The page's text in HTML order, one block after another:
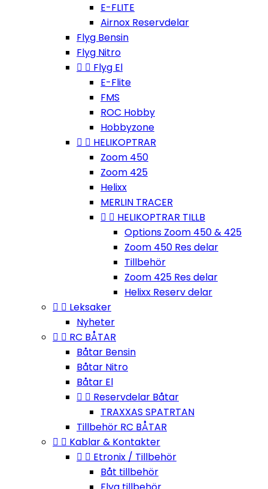
E-FLITE
Airnox Reservdelar
Flyg Bensin
Flyg Nitro
  Flyg El
E-Flite
FMS
ROC Hobby
Hobbyzone
  HELIKOPTRAR
Zoom 450
Zoom 425
Helixx
MERLIN TRACER
  HELIKOPTRAR TILLB
Options Zoom 450 & 425
Zoom 450 Res delar
Tillbehör
Zoom 425 Res delar
Helixx Reserv delar
  Leksaker
Nyheter
  RC BÅTAR
Båtar Bensin
Båtar Nitro
Båtar El
  Reservdelar Båtar
TRAXXAS SPATRTAN
Tillbehör RC BÅTAR
  Kablar & Kontakter
  Etronix / Tillbehör
Båt tillbehör